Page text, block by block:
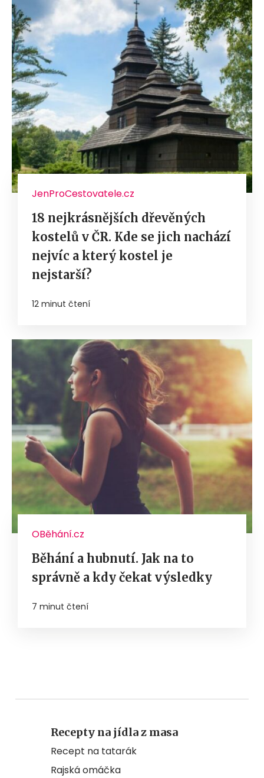
JenProCestovatele.cz
18 nejkrásnějších dřevěných
kostelů v ČR. Kde se jich nachází
nejvíc a který kostel je
nejstarší?
12 minut čtení
OBěhání.cz
Běhání a hubnutí. Jak na to
správně a kdy čekat výsledky
7 minut čtení
Recepty na jídla z masa
Recept na tatarák
Rajská omáčka